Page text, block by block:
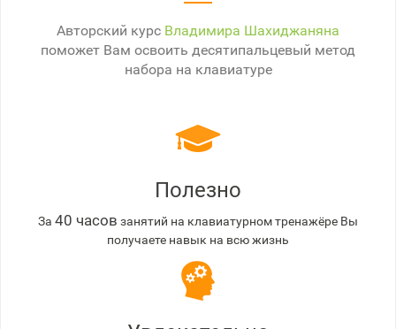
Авторский курс Владимира Шахиджаняна
поможет Вам освоить десятипальцевый метод
набора на клавиатуре
Полезно
За 40 часов занятий на клавиатурном тренажёре Вы
получаете навык на всю жизнь